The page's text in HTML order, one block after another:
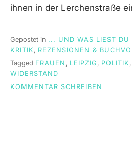
ihnen in der Lerchenstraße
Gepostet in ... UND WAS LIEST DU
KRITIK , REZENSIONEN &
Tagged FRAUEN , LEIPZIG , POLITIK ,
WIDERSTAND
KOMMENTAR SCHREIBEN